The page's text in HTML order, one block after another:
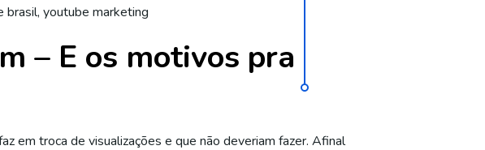
brasil, youtube marketing
– E os motivos pra
em troca de visualizações e que não deveriam fazer. Afinal